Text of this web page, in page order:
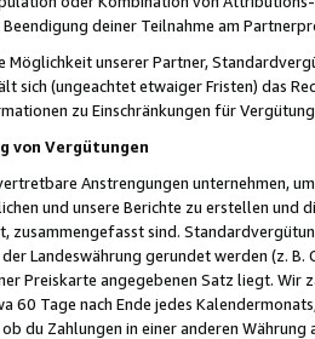
deiner Teilnahme am
Möglichkeit unserer Partner,
sich (ungeachtet etwaiger Fristen) das
zu Einschränkungen für
von Vergütungen
Anstrengungen unternehmen,
und unsere Berichte zu erstellen und
zusammengefasst sind.
Landeswährung gerundet werden (z.
Preiskarte angegebenen Satz liegt.
60 Tage nach Ende jedes
du Zahlungen in einer anderen